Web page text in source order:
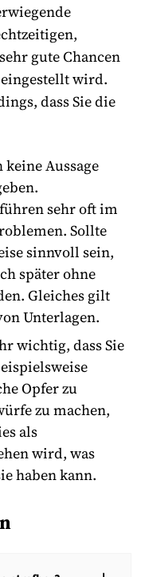
gute Chancen
eingestellt wird.
dass Sie die
keine Aussage
sehr oft im
Sollte
sinnvoll sein,
später ohne
Gleiches gilt
Unterlagen.
wichtig, dass Sie
Opfer zu
zu machen,
als
wird, was
haben kann.